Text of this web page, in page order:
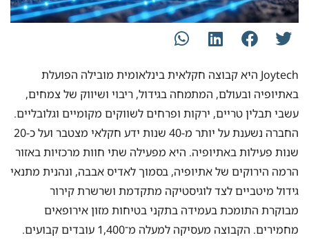
Joytech היא קבוצה חקלאית בינלאומית מובילה הפועלת
באתיופיה ובעולם, המתמחה בגידול, ריבוי ושיווק של צמחים,
עשבי תבלין טריים, ירקות ופרחים לשווקים מקומיים וגלובליים.
החברה נשענת על יותר מ-40 שנות ידע חקלאי מצטבר ועל כ-20
שנות פעילות באתיופיה. היא מפעילה שתי חוות מרכזיות באזור
הרמה הירוקים של אתיופיה, בסמוך לאדיס אבבה, ונהנית מתנאי
גידול מיטביים לצד לוגיסטיקה מתקדמת ושרשרת קירור
מבוקרת התומכת בעמידה בתקני בטיחות מזון אירופאים
מחמירים. הקבוצה מעסיקה למעלה מ־1,400 עובדים קבועים.